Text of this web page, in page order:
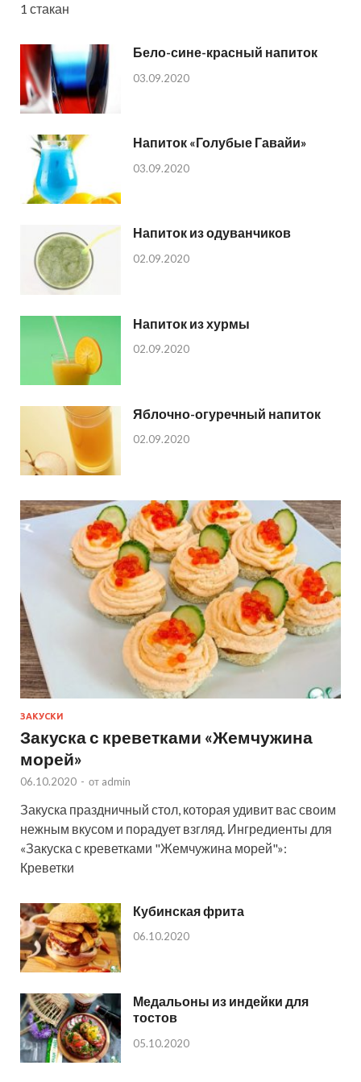
1 стакан
Бело-сине-красный напиток
03.09.2020
Напиток «Голубые Гавайи»
03.09.2020
Напиток из одуванчиков
02.09.2020
Напиток из хурмы
02.09.2020
Яблочно-огуречный напиток
02.09.2020
ЗАКУСКИ
Закуска с креветками «Жемчужина
морей»
06.10.2020 - от admin
Закуска праздничный стол, которая удивит вас своим
нежным вкусом и порадует взгляд. Ингредиенты для
«Закуска с креветками "Жемчужина морей"»:
Креветки
Кубинская фрита
06.10.2020
Медальоны из индейки для
тостов
05.10.2020